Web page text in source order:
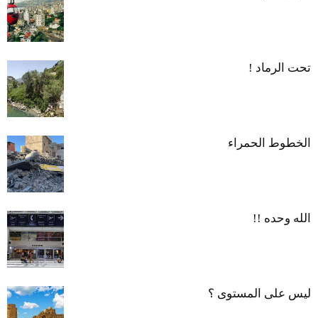
تحت الرماد !
الخطوط الحمراء
الله وحده !!
ليس على المستوى ؟